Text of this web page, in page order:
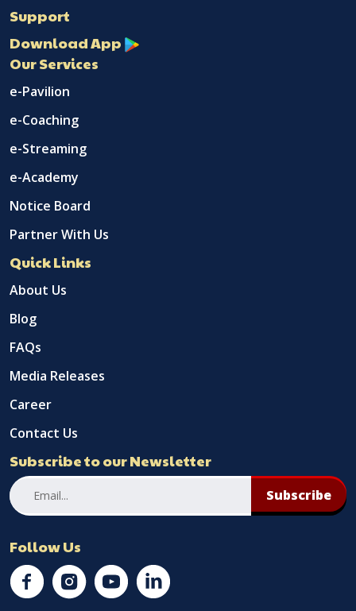
Support
Download App
Our Services
e-Pavilion
e-Coaching
e-Streaming
e-Academy
Notice Board
Partner With Us
Quick Links
About Us
Blog
FAQs
Media Releases
Career
Contact Us
Subscribe to our Newsletter
Subscribe
Follow Us